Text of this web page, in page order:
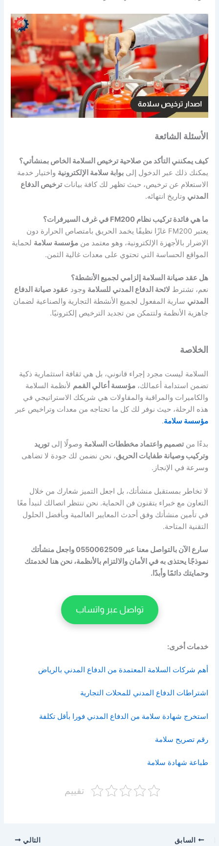
الأسئلة الشائعة
كيف يمكنني التأكد من صلاحية ترخيص السلامة الخاص بمنشأتي؟
يمكنك ذلك عبر الدخول إلىبوابة سلامة الإلكترونية واختيار خدمة
الاستعلام عن ترخيص، حيث تظهر لك كافة بياناتترخيص الدفاع
المدني وتاريخ انتهائه.
ما هي فائدة تركيب نظام FM200 في غرف السيرفرات؟
يعتبر FM200 غازًا نظيفًا يخمد الحريق بامتصاص الحرارة دون
الإضرار بالأجهزة الإلكترونية، وهو معتمد منمؤسسة سلامة لحماية
المواقع الحساسة التي تحتوي على معدات غالية الثمن.
هل عقد صيانة السلامة إلزامي لجميع الأنشطة؟
نعم، تشترط لائحة الدفاع المدني للسلامة وجود عقود صيانة الدفاع
المدني سارية المفعول لجميع الأنشطة التجارية والصناعية لضمان
جاهزية الأنظمة ولتتمكن من تجديد الترخيص إلكترونيًا.
الخلاصة
السلامة ليست مجرد إجراء قانوني، بل هي ثقافة استثمارية ذكية
تضمن استدامة أعمالك،مؤسسة أعالي القمم لأنظمة السلامة
والكاميرات والمراقبة والمقاولات هي شريكك الاستراتيجي في
هذه الرحلة، حيث نوفر لك كل ما تحتاجه من معدات وتراخيص عبر
مؤسسة سلامة.
بدءًا منتصميم واعتماد مخططات السلامة وصولًا إلىتوريد
وتركيب وصيانة طفايات الحريق، نحن نضمن لك جودة لا تضاهى
وسرعة في الإنجاز.
لا تخاطر بمستقبل منشأتك، بل اجعل التميز شعارك من خلال
التعاون مع خبراء يتقنون فن الحماية. نحن ننتظر اتصالك لنبدأ معًا
في تأمين منشأتك وفق أحدث المعايير العالمية وبأفضل الحلول
التقنية المتاحة.
سارع الآن بالتواصل معنا عبر 0550062509 واجعل منشأتك
نموذجًا يحتذى به في الأمان والالتزام بالأنظمة، نحن هنا لخدمتك
وحمايتك دائمًا وأبدًا.
تواصل عبر واتساب
خدمات أخرى:
أهم شركات السلامة المعتمدة من الدفاع المدني بالرياض
اشتراطات الدفاع المدني للمحلات التجارية
استخرج شهادة سلامة من الدفاع المدني فورا بأقل تكلفة
رقم تصريح سلامة
طباعة شهادة سلامة
تقييم
السابق التالي